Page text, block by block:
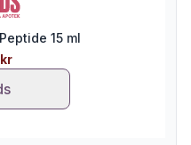
15 ml